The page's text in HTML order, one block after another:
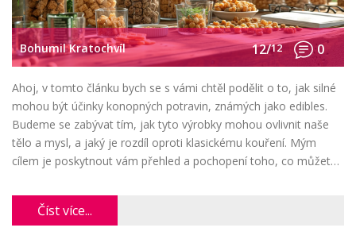
Bohumil Kratochvíl 12/12 0
Ahoj, v tomto článku bych se s vámi chtěl podělit o to, jak silné
mohou být účinky konopných potravin, známých jako edibles.
Budeme se zabývat tím, jak tyto výrobky mohou ovlivnit naše
tělo a mysl, a jaký je rozdíl oproti klasickému kouření. Mým
cílem je poskytnout vám přehled a pochopení toho, co můžete
Číst více...